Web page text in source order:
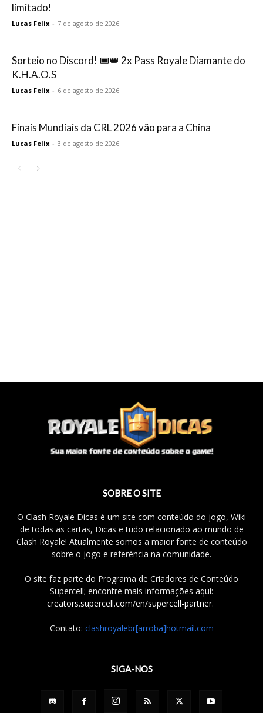
limitado!
Lucas Felix - 7 de agosto de 2026
Sorteio no Discord! 🎟️👑 2x Pass Royale Diamante do
K.H.A.O.S
Lucas Felix - 6 de agosto de 2026
Finais Mundiais da CRL 2026 vão para a China
Lucas Felix - 3 de agosto de 2026
SOBRE O SITE
O Clash Royale Dicas é um site com conteúdo do jogo, Wiki
de todas as cartas, Dicas e tudo relacionado ao mundo de
Clash Royale! Atualmente somos a maior fonte de conteúdo
sobre o jogo e referência na comunidade.
O site faz parte do Programa de Criadores de Conteúdo
Supercell; encontre mais informações aqui:
creators.supercell.com/en/supercell-partner.
Contato: clashroyalebr[arroba]hotmail.com
SIGA-NOS